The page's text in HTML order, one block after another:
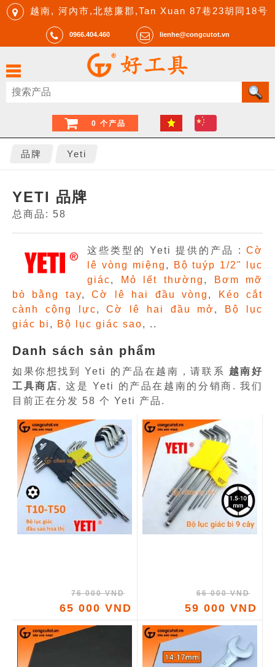
越南, 河內市,北慈廉郡,Tan Xuan 87巷23胡同18号
0966.404.460 lienhe@congcutot.vn
0 个产品
品牌 Yeti
YETI 品牌
总商品: 58
这些类型的 Yeti 提供的产品 : Cờ
lê vòng miệng ,
Bộ tuýp 1/2" lục
giác, Mỏ lết thường ,
Bơm mỡ
bò bằng tay,Cờ lê hai đầu vòng ,
Kéo cắt
cành cộng lực,Cờ lê hai đầu mở ,
Bộ lục
giác bi , Bộ lục giác sao, ..
Danh sách sản phẩm
如果你想找到 Yeti 的产品在越南，请联系 越南好
工具商店, 这是 Yeti 的产品在越南的分销商. 我们
目前正在分发 58 个 Yeti 产品.
76 000 VND
65 000 VND
66 000 VND
59 000 VND